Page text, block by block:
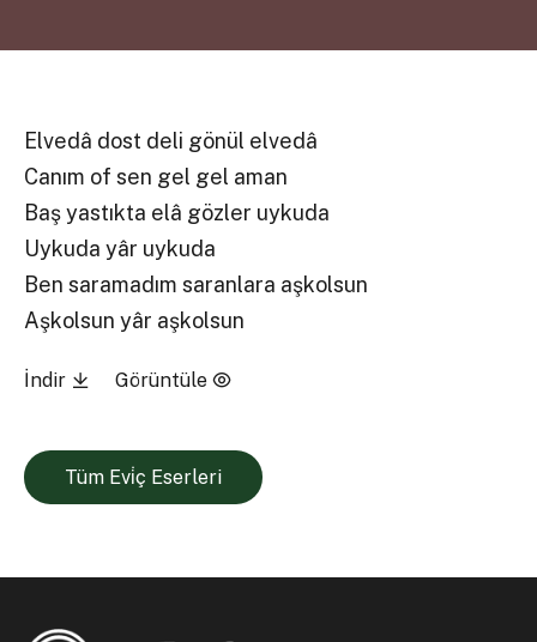
Elvedâ dost deli gönül elvedâ
Canım of sen gel gel aman
Baş yastıkta elâ gözler uykuda
Uykuda yâr uykuda
Ben saramadım saranlara aşkolsun
Aşkolsun yâr aşkolsun
İndir Görüntüle
Tüm Evi̇ç Eserleri